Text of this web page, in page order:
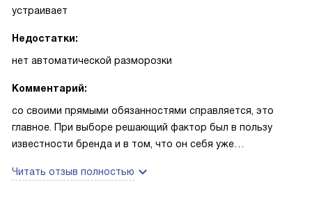
устраивает
Недостатки:
нет автоматической разморозки
Комментарий:
со своими прямыми обязанностями справляется, это
главное. При выборе решающий фактор был в пользу
известности бренда и в том, что он себя уже
лабораторного оборудования
Читать отзыв полностью